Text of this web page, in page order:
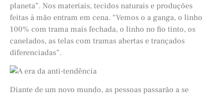
planeta”. Nos materiais, tecidos naturais e produções
feitas à mão entram em cena. “Vemos o a ganga, o linho
100% com trama mais fechada, o linho no fio tinto, os
canelados, as telas com tramas abertas e trançados
diferenciadas”.
Diante de um novo mundo, as pessoas passarão a se